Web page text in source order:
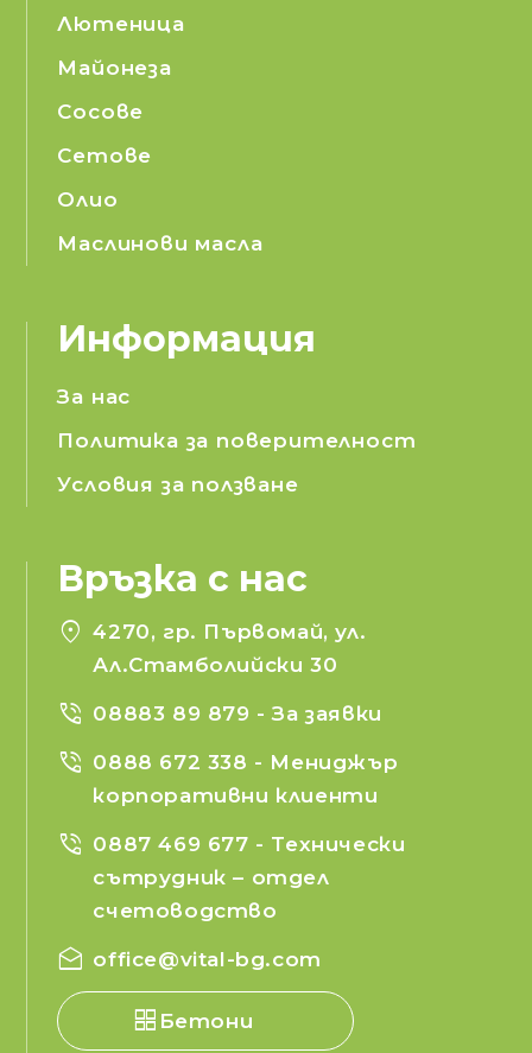
Лютеница
Майонеза
Сосове
Сетове
Олио
Маслинови масла
Информация
За нас
Политика за поверителност
Условия за ползване
Връзка с нас
location_on 4270, гр. Първомай, ул.
Ал.Стамболийски 30
phone_in_talk 08883 89 879 - За заявки
phone_in_talk 0888 672 338 - Мениджър
корпоративни клиенти
phone_in_talk 0887 469 677 - Технически
сътрудник – отдел
счетоводство
drafts office@vital-bg.com
Бетони